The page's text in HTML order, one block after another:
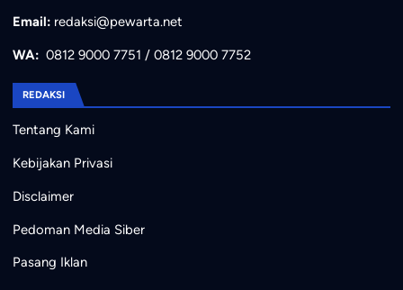
Email: redaksi@pewarta.net
WA: 0812 9000 7751 / 0812 9000 7752
REDAKSI
Tentang Kami
Kebijakan Privasi
Disclaimer
Pedoman Media Siber
Pasang Iklan